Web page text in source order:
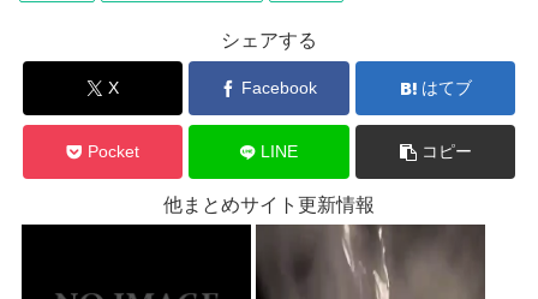
シェアする
X Facebook はてブ
Pocket LINE コピー
他まとめサイト更新情報